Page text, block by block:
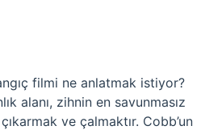
filmi ne anlatmak istiyor?
alanı, zihnin en savunmasız
ve çalmaktır. Cobb’un